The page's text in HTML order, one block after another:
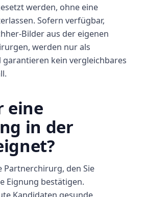
werden, ohne eine
Sofern verfügbar,
Bilder aus der eigenen
werden nur als
garantieren kein vergleichbares
eine
in der
Partnerchirurg, den Sie
Eignung bestätigen.